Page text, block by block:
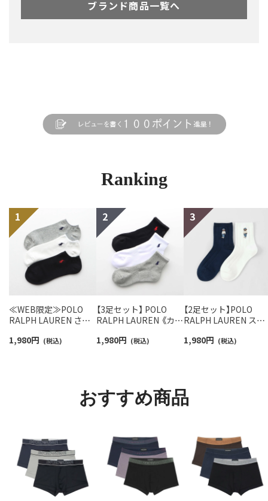
ブランド商品一覧へ
Ranking
≪WEB限定≫POLO
RALPH LAUREN さら
スニーカー丈ソックス
1,980円 (税込)
【3足セット】 POLO
RALPH LAUREN 《カラ
ンポイントソックス シ
1,980円 (税込)
【2足セット】POLO
RALPH LAUREN スタ
ロベア オーガニック
1,980円 (税込)
おすすめ商品